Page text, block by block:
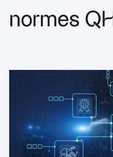
normes